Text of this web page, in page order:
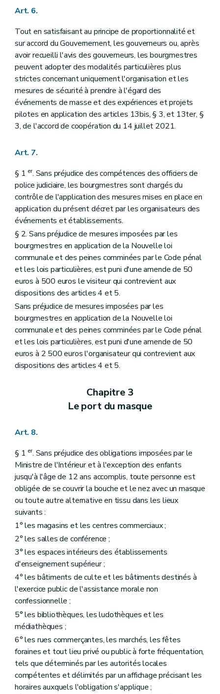
Art. 6.
Tout en satisfaisant au principe de proportionnalité et
sur accord du Gouvernement, les gouverneurs ou, après
avoir recueilli l'avis des gouverneurs, les bourgmestres
peuvent adopter des modalités particulières plus
strictes concernant uniquement l'organisation et les
mesures de sécurité à prendre à l'égard des
événements de masse et des expériences et projets
pilotes en application des articles 13bis, § 3, et 13ter, §
3, de l'accord de coopération du 14 juillet 2021.
Art. 7.
§ 1 er. Sans préjudice des compétences des officiers de
police judiciaire, les bourgmestres sont chargés du
contrôle de l'application des mesures mises en place en
application du présent décret par les organisateurs des
événements et établissements.
§ 2. Sans préjudice de mesures imposées par les
bourgmestres en application de la Nouvelle loi
communale et des peines comminées par le Code pénal
et les lois particulières, est puni d'une amende de 50
euros à 500 euros le visiteur qui contrevient aux
dispositions des articles 4 et 5.
Sans préjudice de mesures imposées par les
bourgmestres en application de la Nouvelle loi
communale et des peines comminées par le Code pénal
et les lois particulières, est puni d'une amende de 50
euros à 2 500 euros l'organisateur qui contrevient aux
dispositions des articles 4 et 5.
Chapitre 3
Le port du masque
Art. 8.
§ 1 er. Sans préjudice des obligations imposées par le
Ministre de l'Intérieur et à l'exception des enfants
jusqu'à l'âge de 12 ans accomplis, toute personne est
obligée de se couvrir la bouche et le nez avec un masque
ou toute autre alternative en tissu dans les lieux
suivants :
1° les magasins et les centres commerciaux ;
2° les salles de conférence ;
3° les espaces intérieurs des établissements
d'enseignement supérieur ;
4° les bâtiments de culte et les bâtiments destinés à
l'exercice public de l'assistance morale non
confessionnelle ;
5° les bibliothèques, les ludothèques et les
médiathèques ;
6° les rues commerçantes, les marchés, les fêtes
foraines et tout lieu privé ou public à forte fréquentation,
tels que déterminés par les autorités locales
compétentes et délimités par un affichage précisant les
horaires auxquels l'obligation s'applique ;